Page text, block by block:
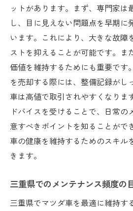
ットがあります。まず、専門家は
し、目に見えない問題点を早期に
います。これにより、大きな故障
ストを抑えることが可能です。ま
価値を維持するためにも重要です
を売却する際には、整備記録がし
車は高値で取引されやすくなりま
ドバイスを受けることで、日常の
意すべきポイントを知ることがで
車の健康を維持するためのスキル
きます。
三重県でのメンテナンス頻度の
三重県でマツダ車を最適に維持す